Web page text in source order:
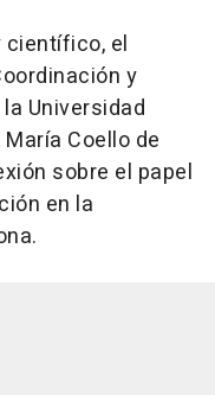
científico, el
y
Universidad
Coello de
sobre el papel
en la